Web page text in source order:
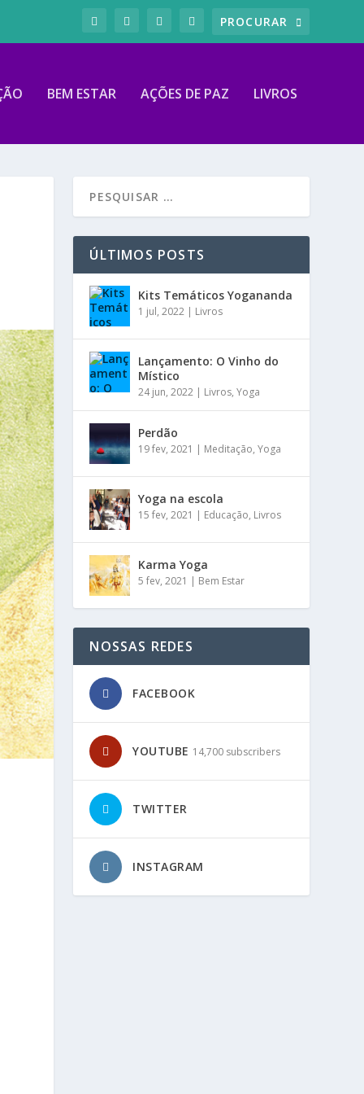
BEM ESTAR AÇÕES DE PAZ LIVROS
ÚLTIMOS POSTS
Kits Temáticos Yogananda
1 jul, 2022 | Livros
Lançamento: O Vinho do
Místico
24 jun, 2022 | Livros,Yoga
Perdão
19 fev, 2021 | Meditação,Yoga
Yoga na escola
15 fev, 2021 | Educação, Livros
Karma Yoga
5 fev, 2021 | Bem Estar
NOSSAS REDES
FACEBOOK
YOUTUBE 14,700 subscribers
TWITTER
INSTAGRAM